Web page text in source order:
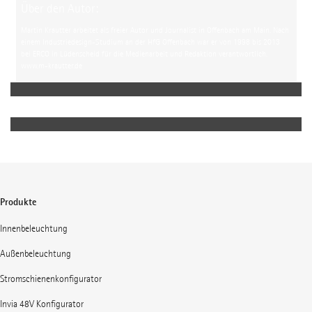
Produkte
Innenbeleuchtung
Außenbeleuchtung
Stromschienenkonfigurator
Invia 48V Konfigurator